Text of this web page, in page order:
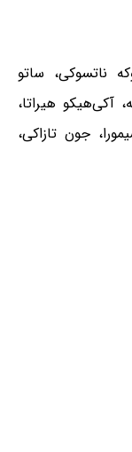
ناتسوکی، ساتو
آکی‌هیکو هیراتا،
جون تازاکی،